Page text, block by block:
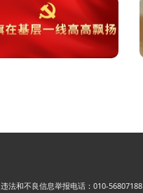
违法和不良信息举报电话：010-56807188